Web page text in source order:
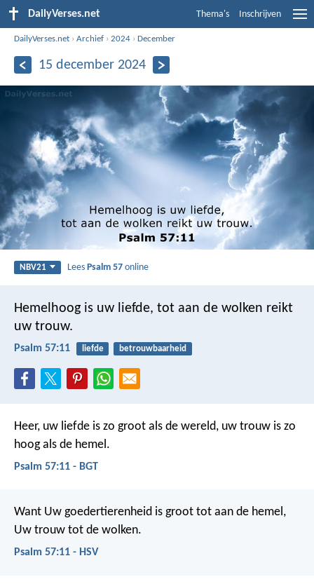
DailyVerses.net Thema's Inschrijven
DailyVerses.net ›Archief ›2024 ›December
15 december 2024
NBV21 LeesPsalm 57 online
Hemelhoog is uw liefde, tot aan de wolken reikt
uw trouw.
Psalm 57:11 liefde betrouwbaarheid
Heer, uw liefde is zo groot als de wereld, uw trouw is zo
hoog als de hemel.
Psalm 57:11 - BGT
Want Uw goedertierenheid is groot tot aan de hemel,
Uw trouw tot de wolken.
Psalm 57:11 - HSV